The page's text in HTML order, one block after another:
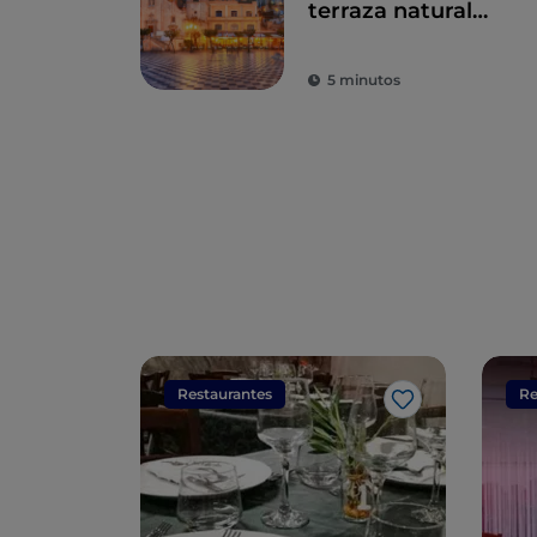
terraza natural
5 minutos
Restaurantes
Me gusta